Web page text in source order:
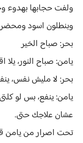
ولفت حجابها
وبنطلون اسود ومحضر
بحر: صباح الخير
يامن: صباح النور،
بحر: لا مليش نفس،
يامن: ينفع، بس لو
عشان علاجك حتى.
تحت اصرار من يامن